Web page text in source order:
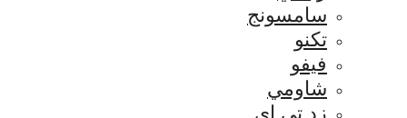
سامسونج
تكنو
فيفو
شاومي
زد تي إي